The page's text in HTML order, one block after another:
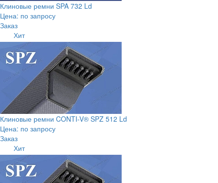
Клиновые ремни SPA 732 Ld
Цена: по запросу
Заказ
Хит
Клиновые ремни CONTI-V® SPZ 512 Ld
Цена: по запросу
Заказ
Хит